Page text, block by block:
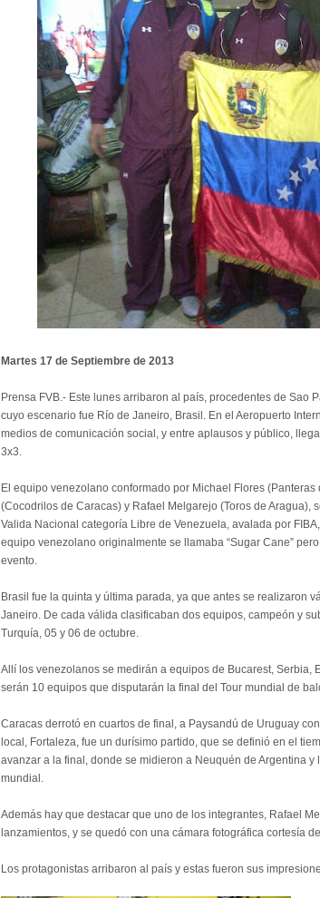
Martes 17 de Septiembre de 2013
Prensa FVB.- Este lunes arribaron al país, procedentes de
cuyo escenario fue Río de Janeiro, Brasil. En el Aeropuerto
medios de comunicación social, y entre aplausos y público,
3x3.
El equipo venezolano conformado por Michael Flores
(Cocodrilos de Caracas) y Rafael Melgarejo (Toros de
Valida Nacional categoría Libre de Venezuela, avalada por
equipo venezolano originalmente se llamaba “Sugar Cane”
evento.
Brasil fue la quinta y última parada, ya que antes se realizaron
Janeiro. De cada válida clasificaban dos equipos, campeón y
Turquía, 05 y 06 de octubre.
Allí los venezolanos se medirán a equipos de Bucarest, Serbia,
serán 10 equipos que disputarán la final del Tour mundial de
Caracas derrotó en cuartos de final, a Paysandú de Uruguay
local, Fortaleza, fue un durísimo partido, que se definió en el
avanzar a la final, donde se midieron a Neuquén de Argentina
mundial.
Además hay que destacar que uno de los integrantes, Rafael
lanzamientos, y se quedó con una cámara fotográfica cortesía
Los protagonistas arribaron al país y estas fueron sus